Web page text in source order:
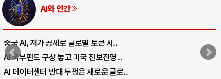
AI와 인간
중국 AI, 저가 공세로 글로벌 토큰 시..
AI 국부펀드 구상 놓고 미국 진보진영 ..
AI 데이터센터 반대 투쟁은 새로운 글로..